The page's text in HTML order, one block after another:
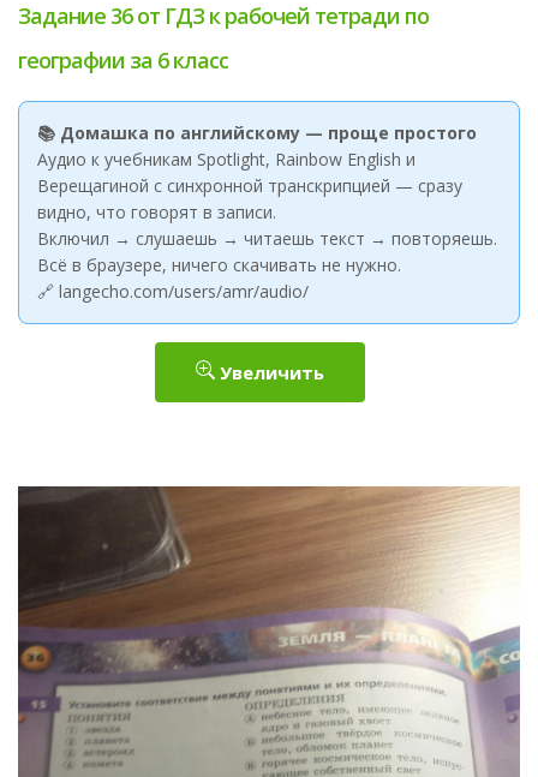
Задание 36 от ГДЗ к рабочей тетради по
географии за 6 класс
📚 Домашка по английскому — проще простого
Аудио к учебникам Spotlight, Rainbow English и
Верещагиной с синхронной транскрипцией — сразу
видно, что говорят в записи.
Включил → слушаешь → читаешь текст → повторяешь.
Всё в браузере, ничего скачивать не нужно.
🔗 langecho.com/users/amr/audio/
Увеличить